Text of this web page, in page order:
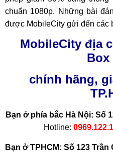
chuẩn 1080p. Những bài
được MobileCity gửi đến các
MobileCity địa
Box
chính hãng,
Bạn ở phía bắc Hà Nội: Số
Hotline:
Bạn ở TPHCM: Số 123